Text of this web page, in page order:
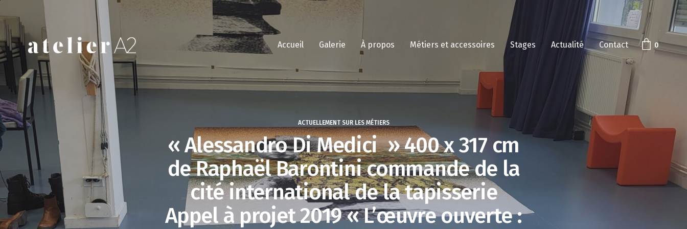
Accueil Galerie À propos Métiers et accessoires Stages Actualité Contact 0
ACTUELLEMENT SUR LES MÉTIERS
« Alessandro Di Medici » 400 x 317 cm
de Raphaël Barontini commande de la
cité international de la tapisserie
Appel à projet 2019 « L’œuvre ouverte :